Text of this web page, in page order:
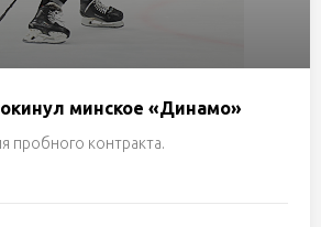
минское «Динамо»
пробного контракта.